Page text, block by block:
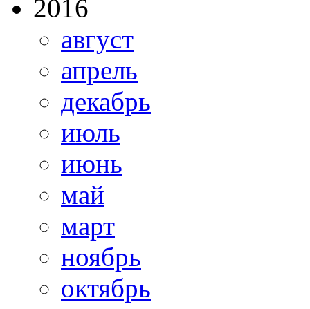
2016
август
апрель
декабрь
июль
июнь
май
март
ноябрь
октябрь